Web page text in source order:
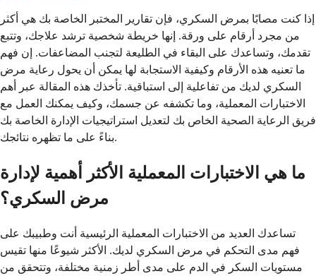
إذا كنت مصابًا بمرض السكري، فإن تقارير المختبر الخاصة بك هي أكثر
من مجرد أرقام على ورقة. إنها خريطة شخصية ترشد علاجك، وتتبع
تقدمك، وتساعدك على البقاء في الطليعة لتجنب المضاعفات. إن فهم
ما تعنيه هذه الأرقام وكيفية الاستجابة لها يمكن أن يحول رعاية مرض
السكري لديك من تفاعلية إلى استباقية. تأخذك هذه المقالة عبر أهم
الاختبارات المعملية، وما تكشفه عن جسمك، وكيف يمكنك العمل مع
فريق الرعاية الصحية الخاص بك لتعديل استراتيجيات الإدارة الخاصة بك
بناءً على ما تظهره نتائجك.
ما هي الاختبارات المعملية الأكثر أهمية لإدارة
مرض السكري؟
تساعدك العديد من الاختبارات المعملية الرئيسية أنت وطبيبك على
فهم مدى التحكم في مرض السكري لديك. الأكثر شيوعًا منها تقيس
مستويات السكر في الدم على مدى أطر زمنية مختلفة، وتتحقق من